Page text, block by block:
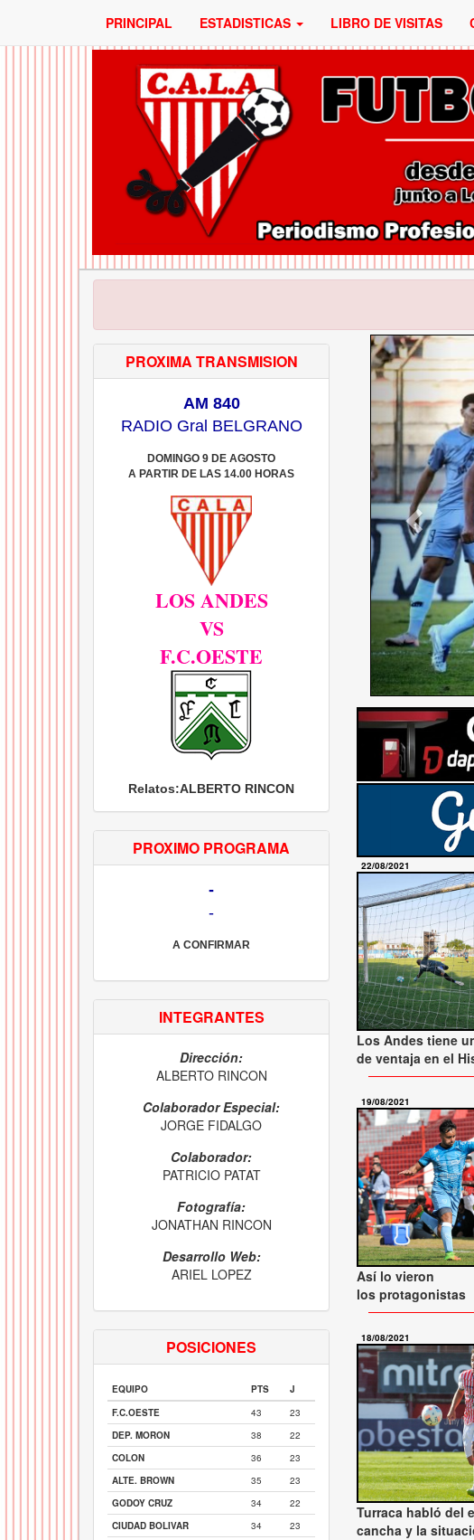
PRINCIPAL ESTADISTICAS LIBRO DE VISITAS
PROXIMA TRANSMISION
AM 840
RADIO Gral BELGRANO
DOMINGO 9 DE AGOSTO
A PARTIR DE LAS 14.00 HORAS
LOS ANDES
VS
F.C.OESTE
Relatos:ALBERTO RINCON
PROXIMO PROGRAMA
-
-
A CONFIRMAR
INTEGRANTES
Dirección:
ALBERTO RINCON
Colaborador Especial:
JORGE FIDALGO
Colaborador:
PATRICIO PATAT
Fotografía:
JONATHAN RINCON
Desarrollo Web:
ARIEL LOPEZ
POSICIONES
EQUIPO PTS
J
F.C.OESTE
43
23
DEP. MORON
38
22
COLON
36
23
ALTE. BROWN
35
23
GODOY CRUZ
34
22
CIUDAD BOLIVAR
34
23
22/08/2021
Los Andes tiene
de ventaja en el
19/08/2021
Así lo vieron
los protagonistas
18/08/2021
Turraca habló del
cancha y la